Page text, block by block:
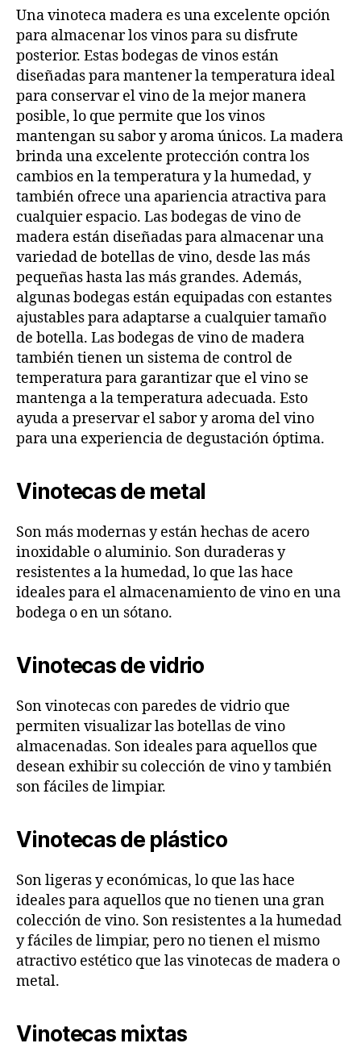
Una vinoteca madera es una excelente opción
para almacenar los vinos para su disfrute
posterior. Estas bodegas de vinos están
diseñadas para mantener la temperatura ideal
para conservar el vino de la mejor manera
posible, lo que permite que los vinos
mantengan su sabor y aroma únicos. La madera
brinda una excelente protección contra los
cambios en la temperatura y la humedad, y
también ofrece una apariencia atractiva para
cualquier espacio. Las bodegas de vino de
madera están diseñadas para almacenar una
variedad de botellas de vino, desde las más
pequeñas hasta las más grandes. Además,
algunas bodegas están equipadas con estantes
ajustables para adaptarse a cualquier tamaño
de botella. Las bodegas de vino de madera
también tienen un sistema de control de
temperatura para garantizar que el vino se
mantenga a la temperatura adecuada. Esto
ayuda a preservar el sabor y aroma del vino
para una experiencia de degustación óptima.
Vinotecas de metal
Son más modernas y están hechas de acero
inoxidable o aluminio. Son duraderas y
resistentes a la humedad, lo que las hace
ideales para el almacenamiento de vino en una
bodega o en un sótano.
Vinotecas de vidrio
Son vinotecas con paredes de vidrio que
permiten visualizar las botellas de vino
almacenadas. Son ideales para aquellos que
desean exhibir su colección de vino y también
son fáciles de limpiar.
Vinotecas de plástico
Son ligeras y económicas, lo que las hace
ideales para aquellos que no tienen una gran
colección de vino. Son resistentes a la humedad
y fáciles de limpiar, pero no tienen el mismo
atractivo estético que las vinotecas de madera o
metal.
Vinotecas mixtas